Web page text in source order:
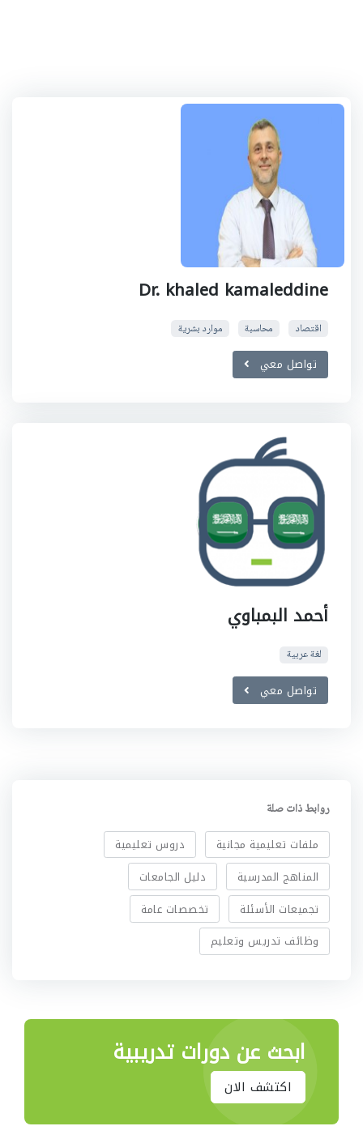
Dr. khaled kamaleddine
اقتصاد محاسبة موارد بشرية
تواصل معي
أحمد البمباوي
لغة عربية
تواصل معي
روابط ذات صلة
ملفات تعليمية مجانية
دروس تعليمية
المناهج المدرسية
دليل الجامعات
تجميعات الأسئلة
تخصصات عامة
وظائف تدريس وتعليم
ابحث عن دورات تدريبية
اكتشف الان